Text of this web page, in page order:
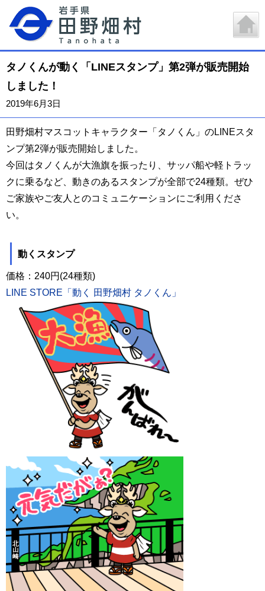
タノくんが動く「LINEスタンプ」第2弾が販売開始
しました！
2019年6月3日
田野畑村マスコットキャラクター「タノくん」のLINEスタ
ンプ第2弾が販売開始しました。
今回はタノくんが大漁旗を振ったり、サッパ船や軽トラッ
クに乗るなど、動きのあるスタンプが全部で24種類。ぜひ
ご家族やご友人とのコミュニケーションにご利用くださ
い。
動くスタンプ
価格：240円(24種類)
LINE STORE「動く 田野畑村 タノくん」